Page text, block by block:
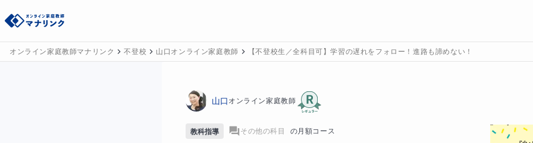
オンライン家庭教師マナリンク 不登校 山口オンライン家庭教師 【不登校生／全科目可】学習の遅れをフォロー！進路も諦めない！
山口 オンライン家庭教師
教科指導 その他の科目 の月額コース